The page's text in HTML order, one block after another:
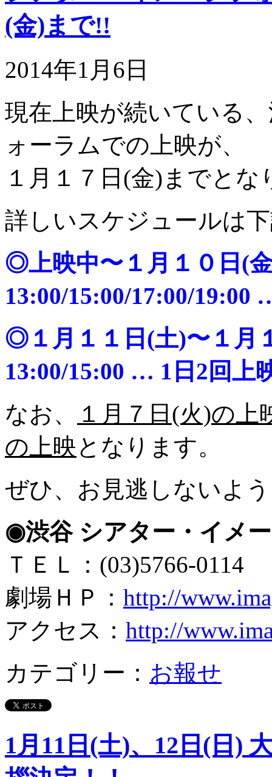
(金)まで!!
2014年1月6日
現在上映が続いている
ォーラムでの上映が、
１月１７日(金)までとな
詳しいスケジュールは
◎上映中〜１月１０日(
13:00/15:00/17:00/19:00
◎１月１１日(土)〜１月
13:00/15:00 … 1日2回上
なお、
１月７日(火)の
の上映となります。
ぜひ、お見逃しないよ
◉渋谷 シアター・イメ
ＴＥＬ：(03)5766-0114
劇場ＨＰ： http://
アクセス： http://
カテゴリー： お報せ
1月11日(土)、12日(日)